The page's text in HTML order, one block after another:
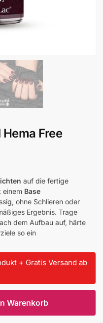
Free
auf die fertige
einem Base
ohne Schlieren oder
Ergebnis. Trage
dem Aufbau auf, härte
so ein
+ Gratis Versand ab
Warenkorb